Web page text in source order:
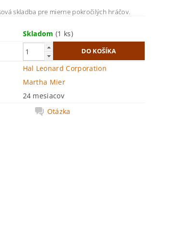
skladba pre mierne pokročilých hráčov.
Skladom(1 ks)
Hal Leonard Corporation
Martha Mier
24 mesiacov
Otázka